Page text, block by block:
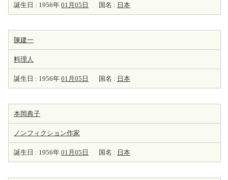
誕生日 : 1956年 01月05日 国名 : 日本
陳建一
料理人
誕生日 : 1956年 01月05日 国名 : 日本
本岡典子
ノンフィクション作家
誕生日 : 1956年 01月05日 国名 : 日本